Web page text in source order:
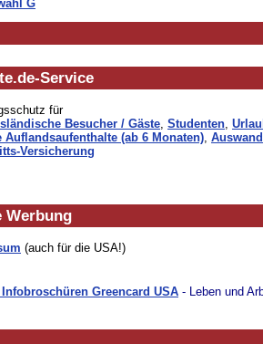
G
Service
für
Besucher / Gäste, Studenten,
Auflandsaufenthalte (ab 6 Monaten),
Versicherung
Werbung
(auch für die USA!)
Greencard USA - Leben und